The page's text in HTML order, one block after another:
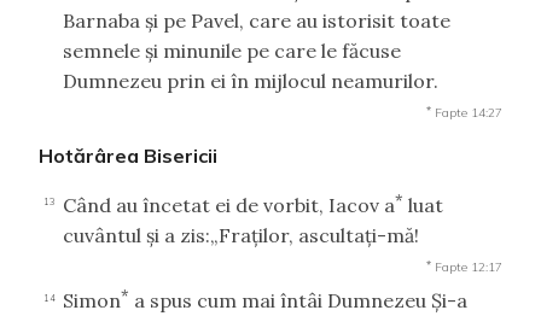
Barnaba şi pe Pavel, care au istorisit toate
semnele şi minunile pe care le făcuse
Dumnezeu prin ei în mijlocul neamurilor.
* Fapte 14:27
Hotărârea Bisericii
13 Când au încetat ei de vorbit, Iacov a* luat
cuvântul şi a zis:„Fraţilor, ascultaţi-mă!
* Fapte 12:17
14 Simon* a spus cum mai întâi Dumnezeu Şi-a